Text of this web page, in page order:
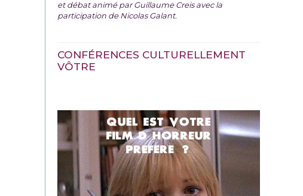
et débat animé par Guillaume Creis avec la
participation de Nicolas Galant.
CONFÉRENCES CULTURELLEMENT
VÔTRE